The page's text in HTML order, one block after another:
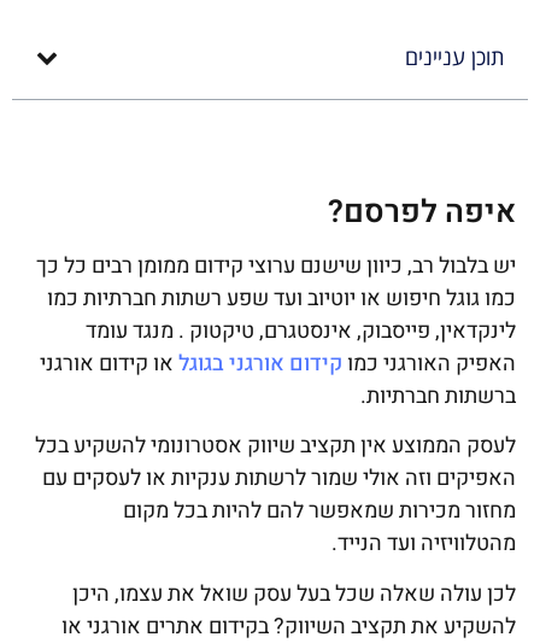
תוכן עניינים
איפה לפרסם?
יש בלבול רב, כיוון שישנם ערוצי קידום ממומן רבים כל כך
כמו גוגל חיפוש או יוטיוב ועד שפע רשתות חברתיות כמו
לינקדאין, פייסבוק, אינסטגרם, טיקטוק . מנגד עומד
האפיק האורגני כמוקידום אורגני בגוגלאו קידום אורגני
ברשתות חברתיות.
לעסק הממוצע אין תקציב שיווק אסטרונומי להשקיע בכל
האפיקים וזה אולי שמור לרשתות ענקיות או לעסקים עם
מחזור מכירות שמאפשר להם להיות בכל מקום
מהטלוויזיה ועד הנייד.
לכן עולה שאלה שכל בעל עסק שואל את עצמו, היכן
להשקיע את תקציב השיווק? בקידום אתרים אורגני או